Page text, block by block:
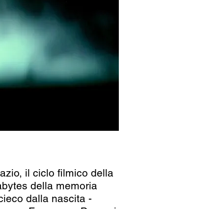
il ciclo filmico della
della memoria
dalla nascita -